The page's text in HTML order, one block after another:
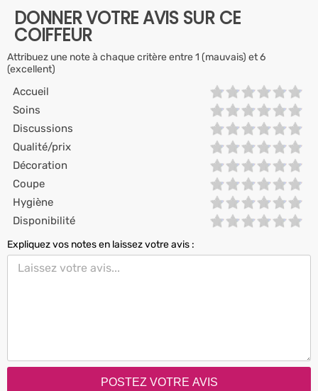
DONNER VOTRE AVIS SUR CE
COIFFEUR
Attribuez une note à chaque critère entre 1 (mauvais) et 6
(excellent)
Accueil
Soins
Discussions
Qualité/prix
Décoration
Coupe
Hygiène
Disponibilité
Expliquez vos notes en laissez votre avis :